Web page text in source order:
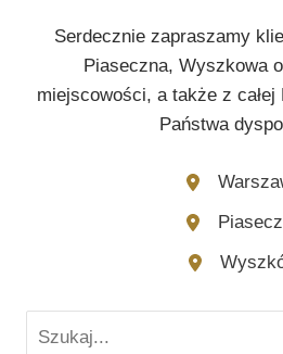
Serdecznie zapraszamy
Piaseczna, Wyszkowa
miejscowości, a także z
Państwa